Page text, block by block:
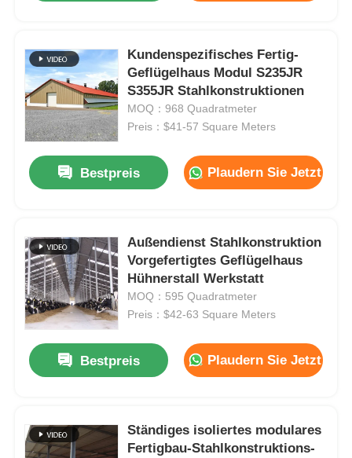
Kundenspezifisches Fertig-
Geflügelhaus Modul S235JR
S355JR Stahlkonstruktionen
MOQ：968 Quadratmeter
Preis：$41-57 Square Meters
Bestpreis Plaudern Sie Jetzt
Außendienst Stahlkonstruktion
Vorgefertigtes Geflügelhaus
Hühnerstall Werkstatt
MOQ：595 Quadratmeter
Preis：$42-63 Square Meters
Bestpreis Plaudern Sie Jetzt
Ständiges isoliertes modulares
Fertigbau-Stahlkonstruktions-